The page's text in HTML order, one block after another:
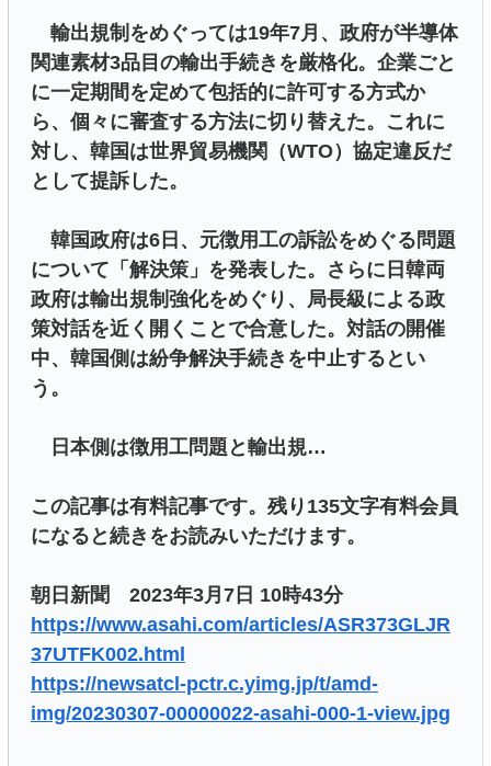
輸出規制をめぐっては19年7月、政府が半導体
関連素材3品目の輸出手続きを厳格化。企業ごと
に一定期間を定めて包括的に許可する方式か
ら、個々に審査する方法に切り替えた。これに
対し、韓国は世界貿易機関（WTO）協定違反だ
として提訴した。
韓国政府は6日、元徴用工の訴訟をめぐる問題
について「解決策」を発表した。さらに日韓両
政府は輸出規制強化をめぐり、局長級による政
策対話を近く開くことで合意した。対話の開催
中、韓国側は紛争解決手続きを中止するとい
う。
日本側は徴用工問題と輸出規…
この記事は有料記事です。残り135文字有料会員
になると続きをお読みいただけます。
朝日新聞 2023年3月7日 10時43分
https://www.asahi.com/articles/ASR373GLJR
37UTFK002.html
https://newsatcl-pctr.c.yimg.jp/t/amd-
img/20230307-00000022-asahi-000-1-view.jpg